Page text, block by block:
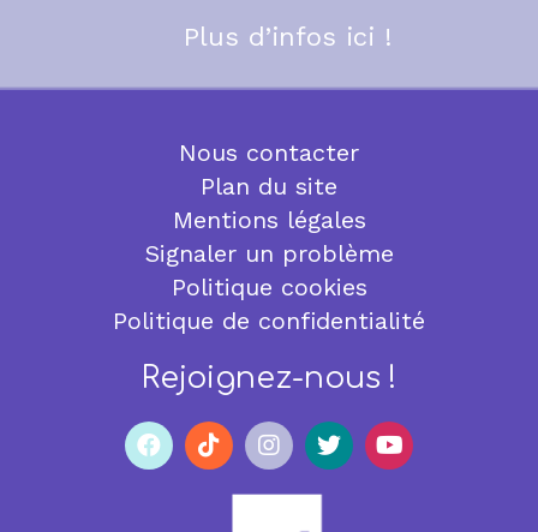
Plus d’infos ici !
Nous contacter
Plan du site
Mentions légales
Signaler un problème
Politique cookies
Politique de confidentialité
Rejoignez-nous !